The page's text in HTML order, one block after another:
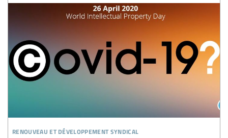
renouveau et développement syndical